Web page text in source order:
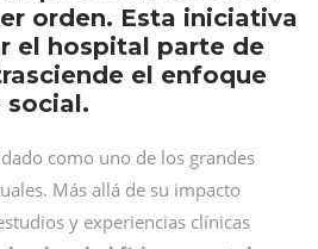
orden. Esta iniciativa
el hospital parte de
el enfoque
social.
como uno de los grandes
Más allá de su impacto
y experiencias clínicas